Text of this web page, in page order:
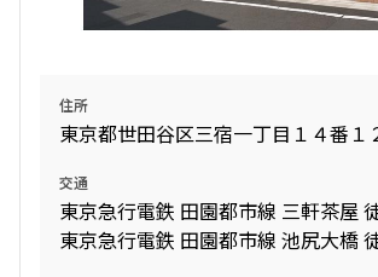
住所
東京都世田谷区三宿一丁目１４番１
交通
東京急行電鉄 田園都市線 三軒茶屋
東京急行電鉄 田園都市線 池尻大橋